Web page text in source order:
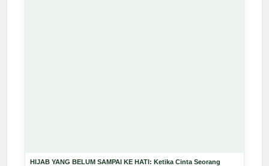
HIJAB YANG BELUM SAMPAI KE HATI: Ketika Cinta Seorang